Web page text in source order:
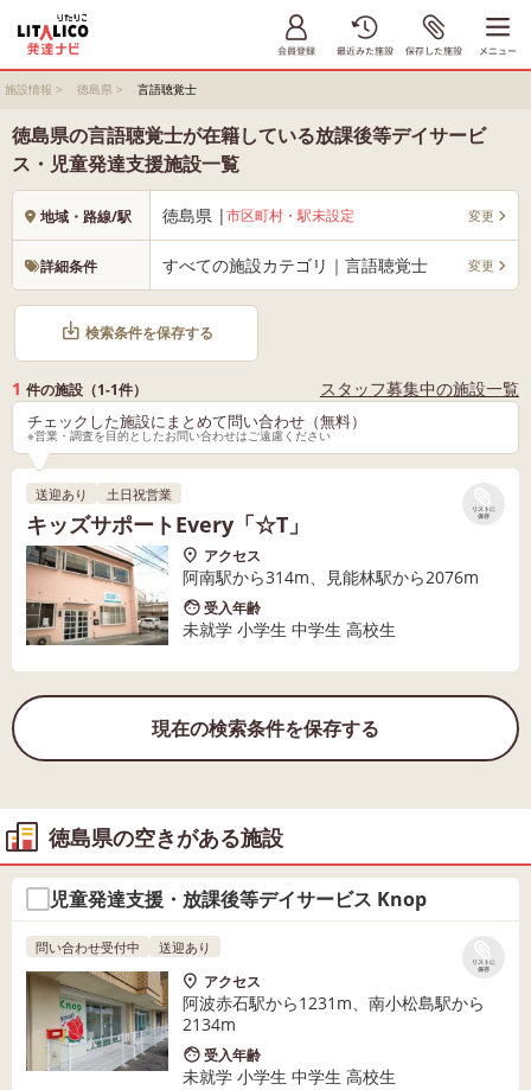
施設情報 > 徳島県 > 言語聴覚士
徳島県の言語聴覚士が在籍している放課後等デイサービ
ス・児童発達支援施設一覧
地域・路線/駅 徳島県 |市区町村・駅未設定 変更
詳細条件 すべての施設カテゴリ｜言語聴覚士 変更
検索条件を保存する
1 件の施設（1-1件） スタッフ募集中の施設一覧
チェックした施設にまとめて問い合わせ（無料）
※営業・調査を目的としたお問い合わせはご遠慮ください
リストに
保存
送迎あり 土日祝営業
キッズサポートEvery「☆T」
アクセス
阿南駅から314m、見能林駅から2076m
受入年齢
未就学 小学生 中学生 高校生
現在の検索条件を保存する
徳島県の空きがある施設
児童発達支援・放課後等デイサービス Knop
リストに
保存
問い合わせ受付中 送迎あり
アクセス
阿波赤石駅から1231m、南小松島駅から
2134m
受入年齢
未就学 小学生 中学生 高校生